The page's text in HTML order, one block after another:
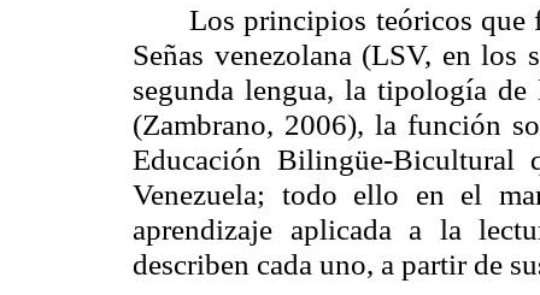
Los principios teóricos que
Señas venezolana (LSV, en los
segunda lengua, la tipología
(Zambrano, 2006), la función
Educación Bilingüe-Bicultural
Venezuela; todo ello en el
aprendizaje aplicada a la
describen cada uno, a partir de